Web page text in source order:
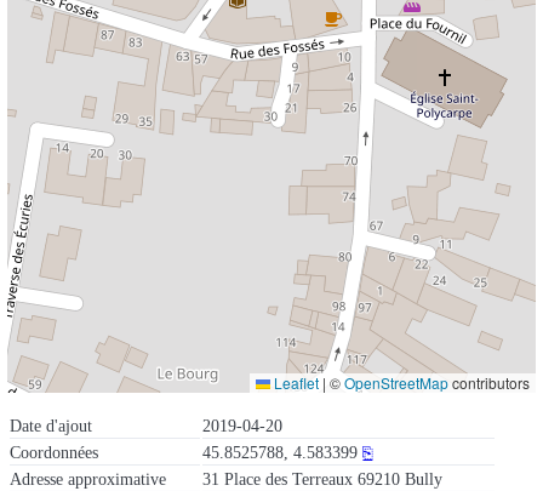
Date d'ajout
2019-04-20
Coordonnées
45.8525788, 4.583399 ⎘
Adresse approximative
31 Place des Terreaux 69210 Bully
Leaflet | ©OpenStreetMapcontributors